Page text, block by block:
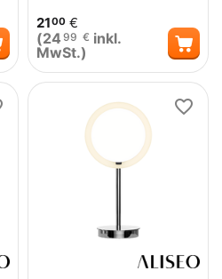
2100 €
(24 99 € inkl.
MwSt.)